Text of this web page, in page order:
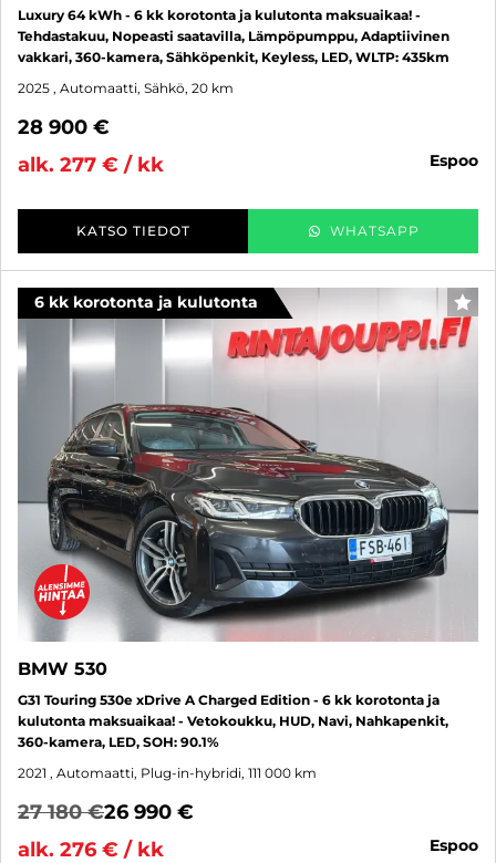
Luxury 64 kWh - 6 kk korotonta ja kulutonta maksuaikaa! -
Tehdastakuu, Nopeasti saatavilla, Lämpöpumppu, Adaptiivinen
vakkari, 360-kamera, Sähköpenkit, Keyless, LED, WLTP: 435km
2025 , Automaatti, Sähkö, 20 km
28 900 €
alk. 277 € / kk
espoo
KATSO TIEDOT WHATSAPP
6 kk korotonta ja kulutonta
BMW 530
G31 Touring 530e xDrive A Charged Edition - 6 kk korotonta ja
kulutonta maksuaikaa! - Vetokoukku, HUD, Navi, Nahkapenkit,
360-kamera, LED, SOH: 90.1%
2021 , Automaatti, Plug-in-hybridi, 111 000 km
27 180 €26 990 €
alk. 276 € / kk
espoo